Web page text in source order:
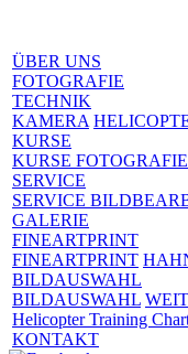
ÜBER UNS
FOTOGRAFIE
TECHNIK
KAMERA
KURSE
KURSE FOTOGRAFIE
SERVICE
SERVICE
GALERIE
FINEARTPRINT
FINEARTPRINT
BILDAUSWAHL
BILDAUSWAHL
Helicopter Training
KONTAKT